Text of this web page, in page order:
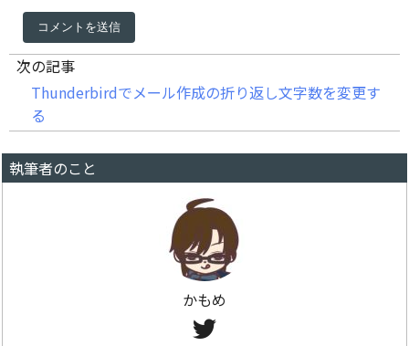
次の記事
Thunderbirdでメール作成の折り返し文字数を変更す
る
執筆者のこと
かもめ